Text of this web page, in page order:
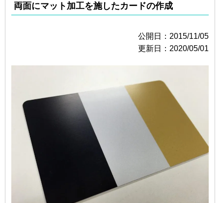
両面にマット加工を施したカードの作成
公開日：2015/11/05
更新日：2020/05/01